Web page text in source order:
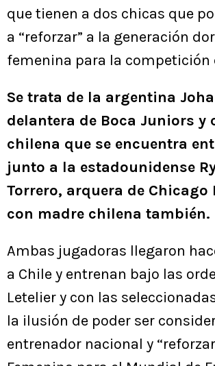
que tienen a dos chicas que
a “reforzar” a la generación
femenina para la competición
Se trata de la argentina
delantera de Boca Juniors y
chilena que se encuentra
junto a la estadounidense
Torrero, arquera de Chicago
con madre chilena también.
Ambas jugadoras llegaron
a Chile y entrenan bajo las
Letelier y con las
la ilusión de poder ser
entrenador nacional y